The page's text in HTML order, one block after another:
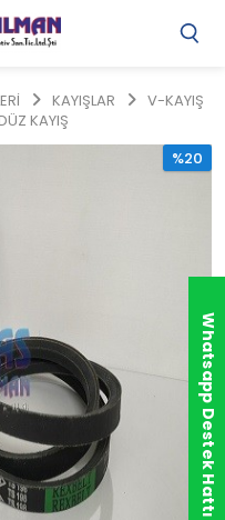
KAYIŞLAR
V-KAYIŞ
KAYIŞ
%20
Whatsapp Destek Hattı